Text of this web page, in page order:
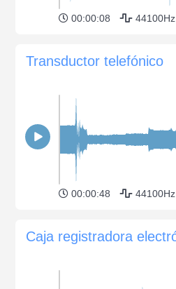
00:00:08 44100Hz
Transductor telefónico
00:00:48 44100Hz